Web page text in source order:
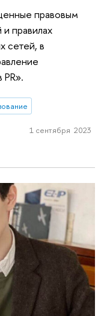
правовым
правилах
сетей, в
1 сентября 2023